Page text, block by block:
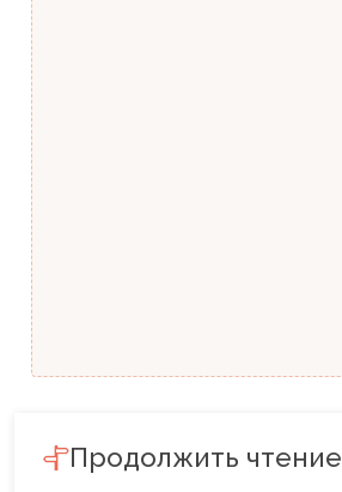
Продолжить чтение